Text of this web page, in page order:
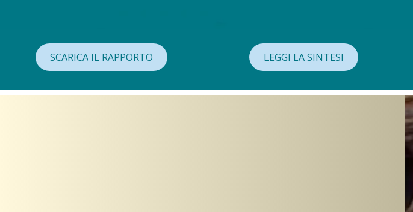
SCARICA IL RAPPORTO LEGGI LA SINTESI